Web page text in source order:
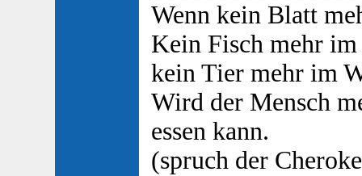
Wenn kein Blatt
Kein Fisch mehr im
kein Tier mehr im
Wird der Mensch
essen kann.
(spruch der